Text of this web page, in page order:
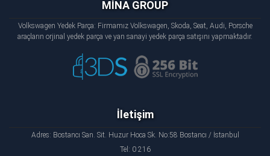
MİNA GROUP
Volkswagen Yedek Parça: Firmamız Volkswagen, Skoda, Seat, Audi, Porsche
araçların orjinal yedek parça ve yan sanayi yedek parça satışını yapmaktadır.
İletişim
Adres: Bostancı San. Sit. Huzur Hoca Sk. No:58 Bostancı / İstanbul
Tel: 0 216